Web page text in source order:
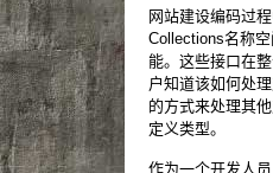
网站建设编码过
Collections名称
能。这些接口在
户知道该如何处
的方式来处理其
定义类型。
作为一个开发人